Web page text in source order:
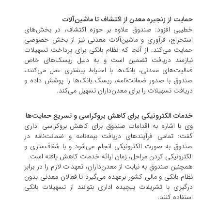
حمایت از زنجیره معدن از اکتشاف تا ماشین‌آلات
خطیبی افزود: صندوق علاوه بر حوزه اکتشاف، در بخش‌های
استخراج، فرآوری و ماشین‌آلات معدنی نیز از بخش خصوصی
حمایت می‌کند. از آنجا که نظام بانکی برای پرداخت تسهیلات
نیازمند دریافت تضمین است و به دلیل ریسک‌های خاص
فعالیت‌های معدنی، بانک‌ها با احتیاط بیشتری عمل می‌کنند،
صندوق با صدور ضمانت‌نامه، ریسک بانک‌ها را پوشش داده و
دریافت تسهیلات را برای معدن‌داران تسهیل می‌کند.
خدمات الکترونیکی برای کاهش بروکراسی و تسریع حمایت‌ها
وی با اشاره به اقدامات صندوق برای کاهش بروکراسی اداری
گفت: تمامی فرآیند‌های دریافت بیمه‌نامه و ضمانت‌نامه در
صندوق به صورت الکترونیکی انجام می‌شود و با شفاف‌سازی و
الکترونیکی کردن مراحل، زمان ارائه خدمات کاهش یافته است.
همچنین صندوق به نیابت از معدن‌داران، تعهدات لازم را در برابر
نظام بانکی و مالی کشور برعهده می‌گیرد تا فعالان معدنی بدون
درگیری با تشریفات پیچیده اداری بتوانند از تسهیلات بانکی
استفاده کنند.